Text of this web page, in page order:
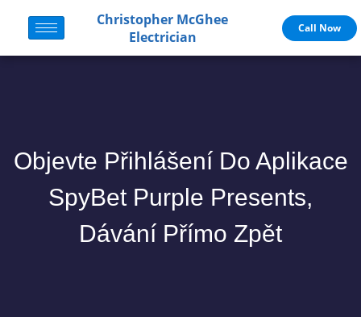
Christopher McGhee
Electrician
Call Now
Objevte Přihlášení Do Aplikace
SpyBet Purple Presents,
Dávání Přímo Zpět